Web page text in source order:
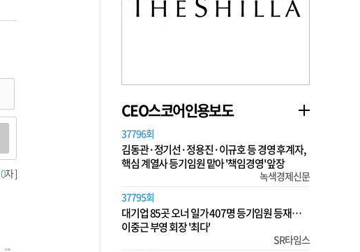
0자 ]
CEO스코어인용보도
37796회
김동관·정기선·정용진·이규호 등 경영 후계자,
핵심 계열사 등기임원 맡아 '책임경영' 앞장
녹색경제신문
37795회
대기업 85곳 오너 일가 407명 등기임원 등재…
이중근 부영 회장 '최다'
SR타임스